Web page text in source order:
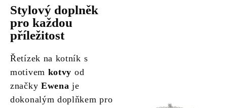
Stylový doplněk
pro každou
příležitost
Řetízek na kotník s
motivem kotvy od
značky Ewena je
dokonalým doplňkem pro